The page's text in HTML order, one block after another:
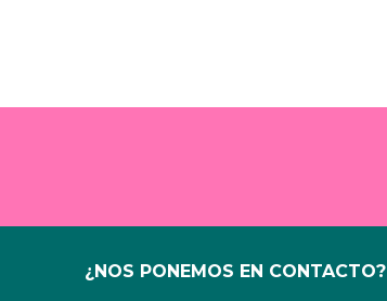
¿NOS PONEMOS EN CONTACTO?